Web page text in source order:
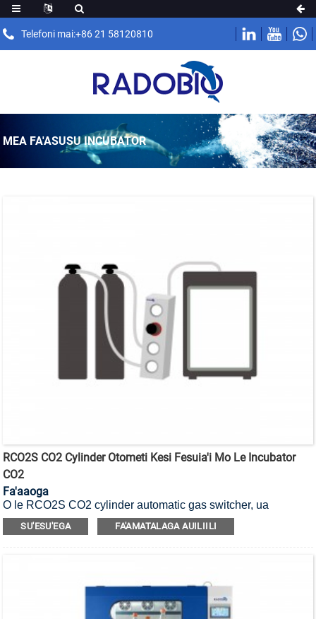
Telefoni mai:+86 21 58120810
MEA FA'ASUSU INCUBATOR
RCO2S CO2 Cylinder Otometi Kesi Fesuia'i Mo Le Incubator
CO2
Fa'aaoga
O le RCO2S CO2 cylinder automatic gas switcher, ua
mamanuina mo manaoga o le tuuina atu o le sapalai o le kesi
e le motusia.
SU'ESU'EGA FA'AMATALAGA AUILIILI